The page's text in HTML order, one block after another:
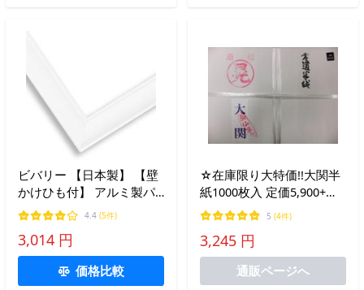
ビバリー 【日本製】 【壁
かけひも付】 アルミ製パ
ズルフレーム ホワイト
(50×75cm) フラッシュパネ
ル UVカット仕様 工具不要
軽量 額縁 日本製 BEV
4.4 (5件)
3,014 円
価格比較
☆在庫限り大特価!!大関半
紙1000枚入 定価5,900+税
より半額 【漢字半紙】
5 (4件)
3,245 円
通販ページへ